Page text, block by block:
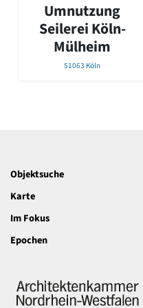
David Chipperfield
Harald Deilmann
Gottfried Böhm
Schneider von Esleben
Peter Behrens
Postmoderne
1950er-70er Jahre
Moderne
Reformarchitektur
Historismus
Renaissance
Gotik
Umnutzung
Seilerei Köln-
Mülheim
51063 Köln
Objektsuche
Karte
Im Fokus
Epochen